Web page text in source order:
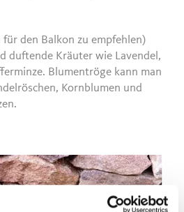
den Balkon zu empfehlen)
duftende Kräuter wie Lavendel,
Blumentröge kann man
Kornblumen und